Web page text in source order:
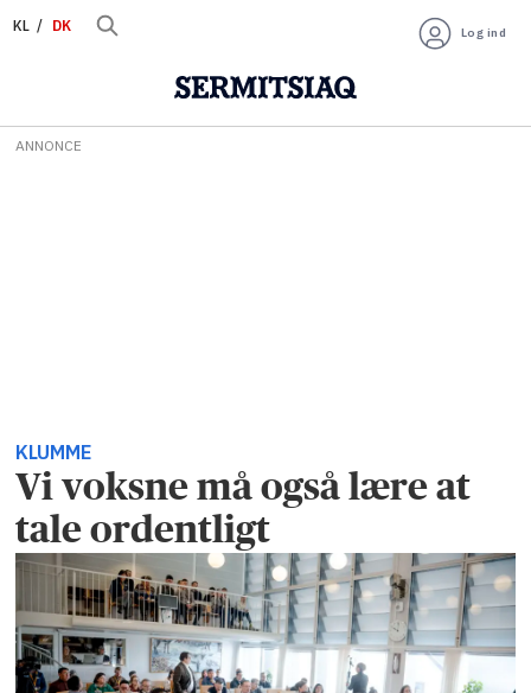
KL DK Log ind
ANNONCE
KLUMME
Vi voksne må også lære at
tale ordentligt